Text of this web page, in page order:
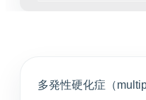
心療内科
多発性硬化症（